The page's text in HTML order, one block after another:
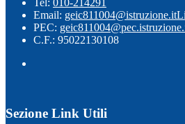
Email: geic811004@istruzione.it
PEC:
C.F.: 95022130108
Sezione Link Utili